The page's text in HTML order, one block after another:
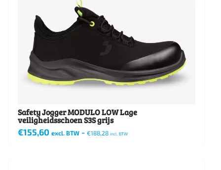
gekozen
worden
Safety Jogger MODULO LOW Lage
veiligheidsschoen S3S grijs
€155,60 excl. BTW - €188,28 incl. BTW